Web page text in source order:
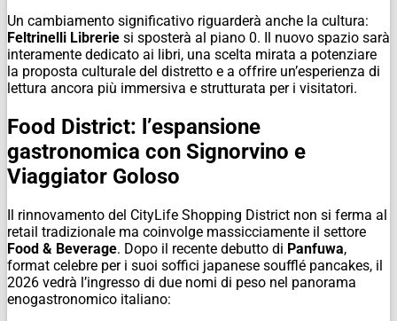
Un cambiamento significativo riguarderà anche la cultura:
Feltrinelli Librerie si sposterà al piano 0. Il nuovo spazio sarà
interamente dedicato ai libri, una scelta mirata a potenziare
la proposta culturale del distretto e a offrire un’esperienza di
lettura ancora più immersiva e strutturata per i visitatori.
Food District: l’espansione
gastronomica con Signorvino e
Viaggiator Goloso
Il rinnovamento del CityLife Shopping District non si ferma al
retail tradizionale ma coinvolge massicciamente il settore
Food & Beverage. Dopo il recente debutto di Panfuwa,
format celebre per i suoi soffici japanese soufflé pancakes, il
2026 vedrà l’ingresso di due nomi di peso nel panorama
enogastronomico italiano: